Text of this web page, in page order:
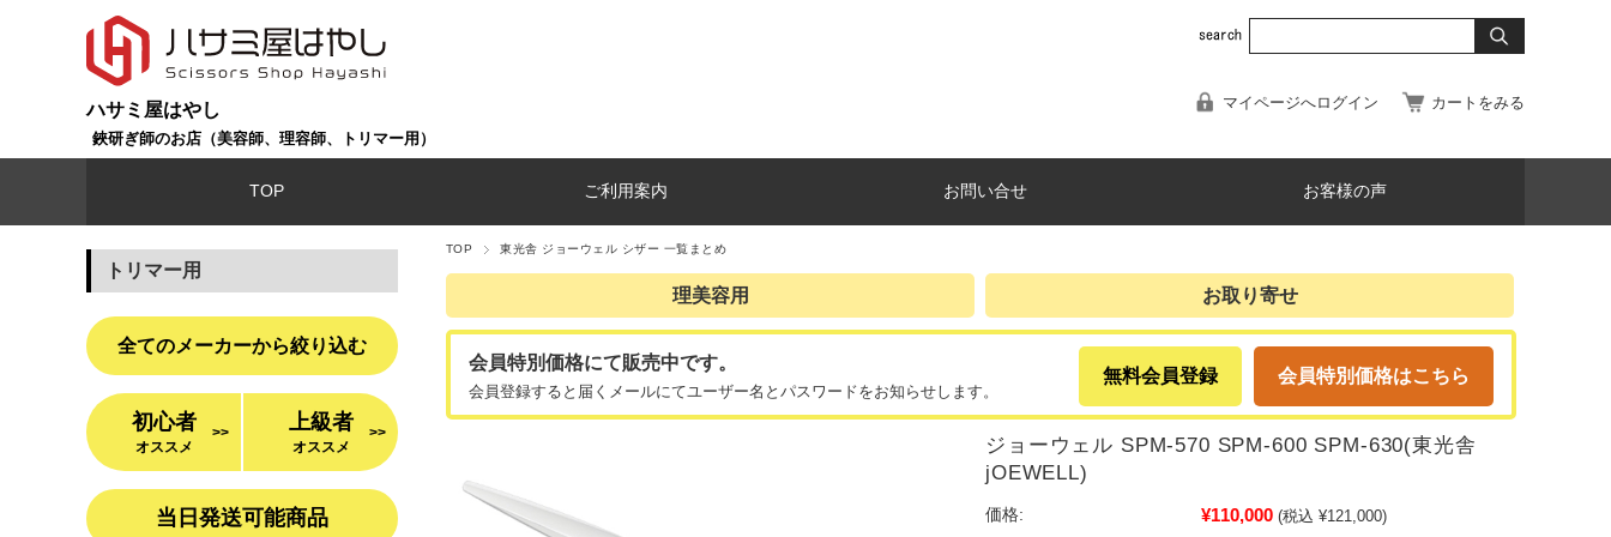
ハサミ屋はやし
鋏研ぎ師のお店（美容師、理容師、トリマー用）
マイページへログイン カートをみる
TOP ご利用案内 お問い合せ お客様の声
TOP 東光舎 ジョーウェル シザー 一覧まとめ
理美容用 お取り寄せ
無料会員登録 会員特別価格はこちら
会員特別価格にて販売中です。
会員登録すると届くメールにてユーザー名とパスワードをお知らせします。
ジョーウェル SPM-570 SPM-600 SPM-630(東光舎
jOEWELL)
価格: ¥110,000 (税込 ¥121,000)
トリマー用
全てのメーカーから絞り込む
初心者
オススメ
>> 上級者
オススメ
>>
当日発送可能商品